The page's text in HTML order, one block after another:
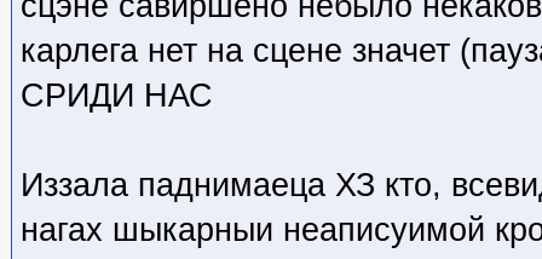
карлега нет на сцене значет
СРИДИ НАС
Иззала паднимаеца ХЗ кто,
нагах шыкарныи неаписуимой